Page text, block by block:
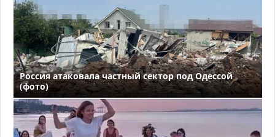
Россия атаковала частный сектор под Одессой
(фото)